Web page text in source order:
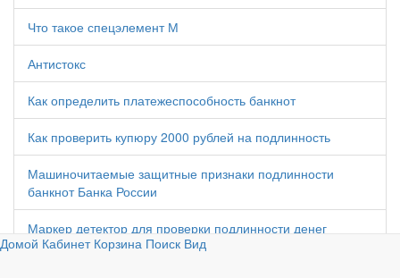
Что такое спецэлемент М
Антистокс
Как определить платежеспособность банкнот
Как проверить купюру 2000 рублей на подлинность
Машиночитаемые защитные признаки подлинности
банкнот Банка России
Маркер детектор для проверки подлинности денег
Домой Кабинет Корзина Поиск Вид